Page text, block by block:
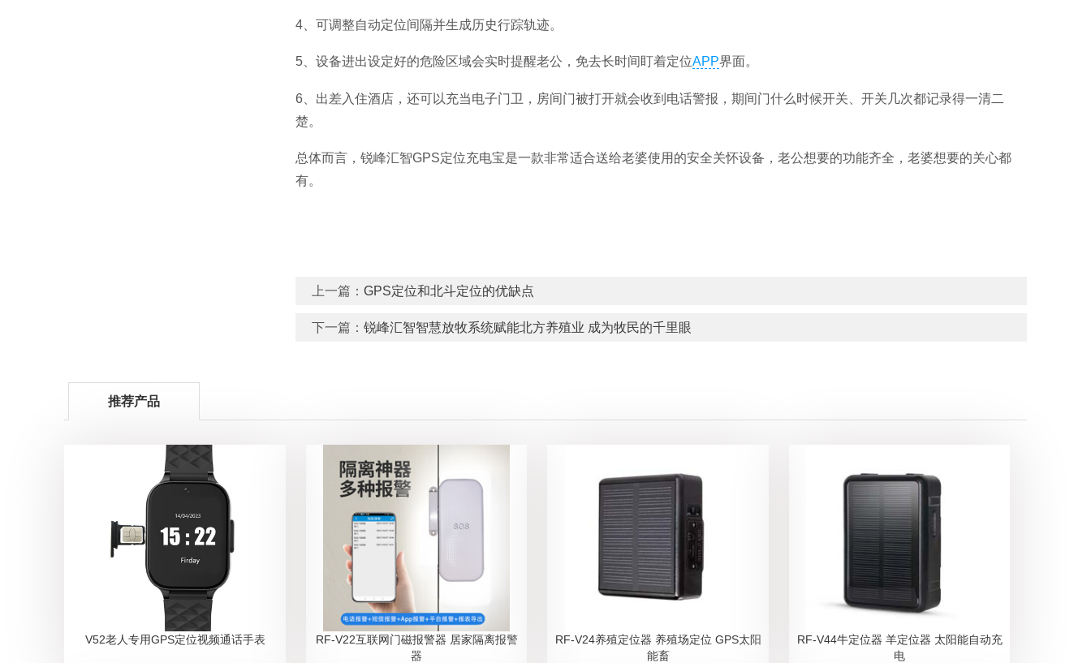
4、可调整自动定位间隔并生成历史行踪轨迹。
5、设备进出设定好的危险区域会实时提醒老公，免去长时间盯着定位APP界面。
6、出差入住酒店，还可以充当电子门卫，房间门被打开就会收到电话警报，期间门什么时候开关、开关几次都记录得一清二
楚。
总体而言，锐峰汇智GPS定位充电宝是一款非常适合送给老婆使用的安全关怀设备，老公想要的功能齐全，老婆想要的关心都
有。
上一篇： GPS定位和北斗定位的优缺点
下一篇： 锐峰汇智智慧放牧系统赋能北方养殖业 成为牧民的千里眼
推荐产品
V52老人专用GPS定位视频通话手表
RF-V22互联网门磁报警器 居家隔离报警
器
RF-V24养殖定位器 养殖场定位 GPS太阳
能畜
RF-V44牛定位器 羊定位器 太阳能自动充
电